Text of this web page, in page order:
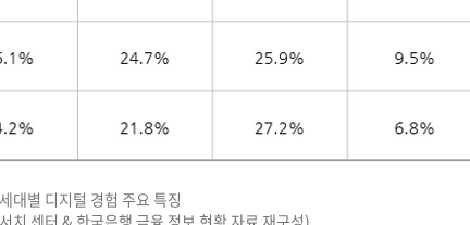
대별 디지털 경험 주요 특징
치 센터 & 한국은행 금융 정보 현황 자료 재구성)